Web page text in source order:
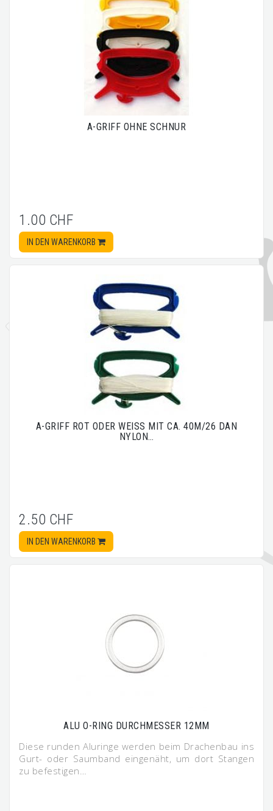
A-GRIFF OHNE SCHNUR
1.00 CHF
IN DEN WARENKORB
A-GRIFF ROT ODER WEISS MIT CA. 40M/26 DAN
NYLON…
2.50 CHF
IN DEN WARENKORB
ALU O-RING DURCHMESSER 12MM
Diese runden Aluringe werden beim Drachenbau ins
Gurt- oder Saumband eingenäht, um dort Stangen
zu befestigen…